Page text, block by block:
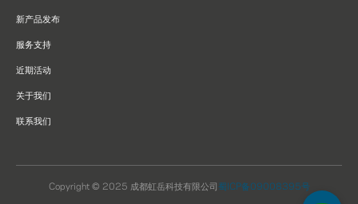
新产品发布
服务支持
近期活动
关于我们
联系我们
Copyright © 2025 成都虹岳科技有限公司蜀ICP备09008395号